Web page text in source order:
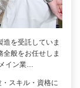
造を受託していま
般をお任せしま
イン業…
スキル・資格に